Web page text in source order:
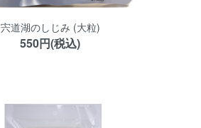
宍道湖のしじみ (大粒)
550円(税込)